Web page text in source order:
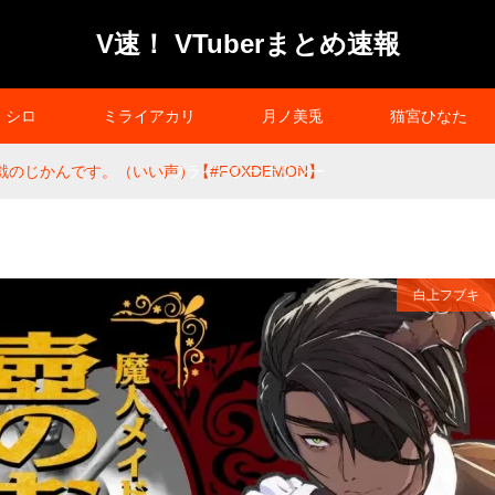
V速！ VTuberまとめ速報
シロ ミライアカリ 月ノ美兎 猫宮ひなた
プライバシーポリシー
のじかんです。（いい声）【#FOXDEMON】
白上フブキ